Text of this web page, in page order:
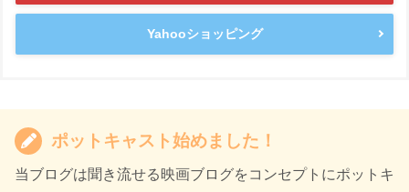
Yahooショッピング
ポットキャスト始めました！
当ブログは聞き流せる映画ブログをコンセプトにポットキ